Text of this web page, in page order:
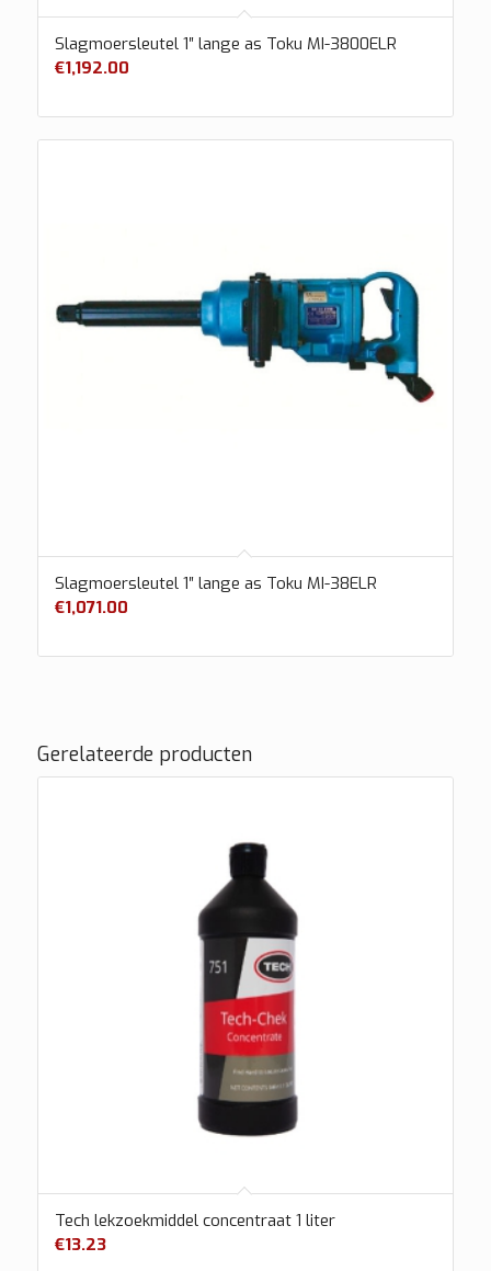
Slagmoersleutel 1″ lange as Toku MI-3800ELR
€1,192.00
Slagmoersleutel 1″ lange as Toku MI-38ELR
€1,071.00
Gerelateerde producten
Tech lekzoekmiddel concentraat 1 liter
€13.23